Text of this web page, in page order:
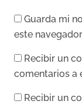
Guarda mi
este
Recibir un
comentarios a
Recibir un